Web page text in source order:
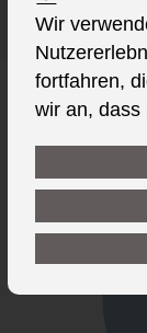
Wir
fortfahren,
wir an, dass